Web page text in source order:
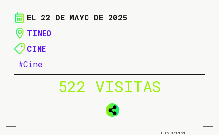
EL 22 DE MAYO DE 2025
TINEO
CINE
#Cine
522 VISITAS